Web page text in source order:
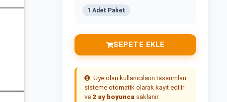
1 Adet Paket
SEPETE EKLE
Üye olan kullanıcıların tasarımları
sisteme otomatik olarak kayıt edilir
ve 2 ay boyunca saklanır.